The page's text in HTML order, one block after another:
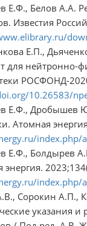
Е.Ф., Белов А.А.
Известия
Е.П.,
для нейтронно-
РОСФОНД-
10.26583/
Е.Ф., Дробышев
Атомная
index.php/
Е.Ф., Болдырев
энергия.
index.php/
Сорокин А.П.,
указания и